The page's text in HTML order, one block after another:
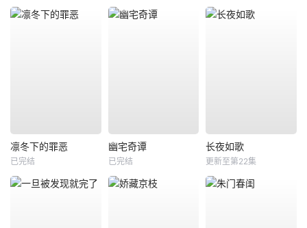
凛冬下的罪恶
已完结
幽宅奇谭
已完结
长夜如歌
更新至第22集